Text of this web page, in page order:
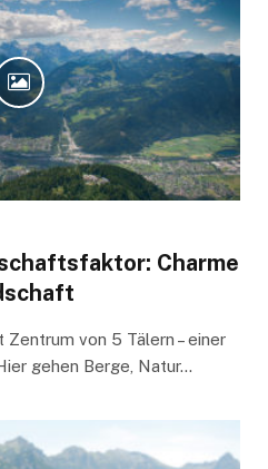
Charme
von 5 Tälern – einer
gehen Berge, Natur…